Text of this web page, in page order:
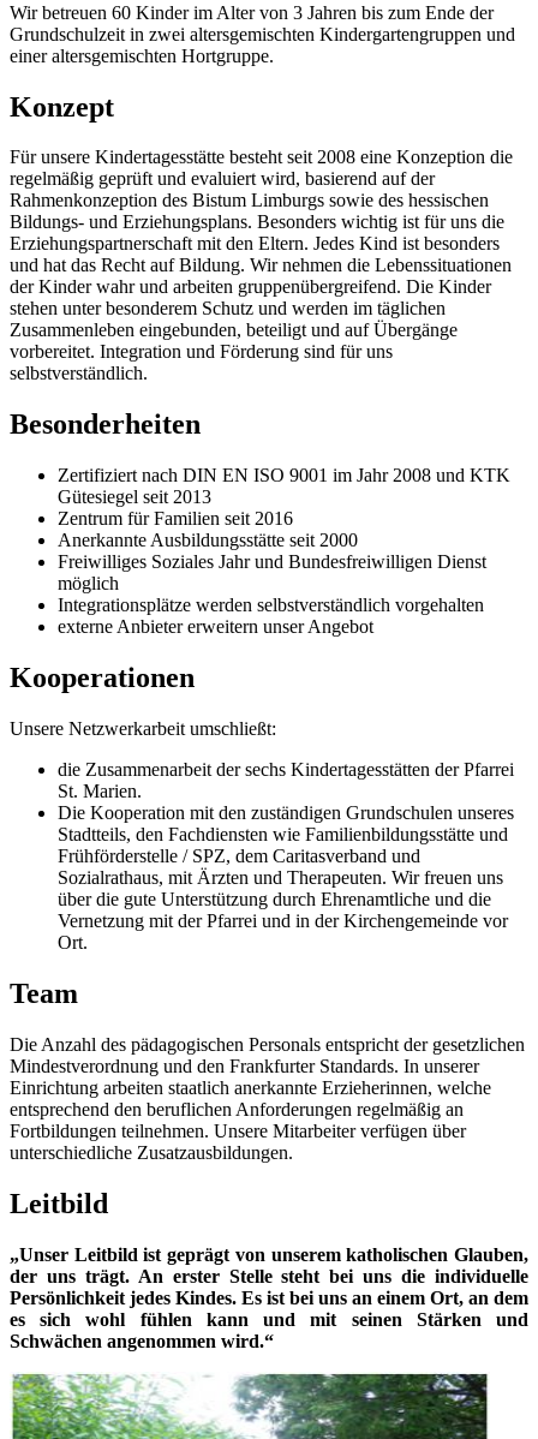
Wir betreuen 60 Kinder im Alter von 3 Jahren bis zum Ende der
Grundschulzeit in zwei altersgemischten Kindergartengruppen und
einer altersgemischten Hortgruppe.
Konzept
Für unsere Kindertagesstätte besteht seit 2008 eine Konzeption die
regelmäßig geprüft und evaluiert wird, basierend auf der
Rahmenkonzeption des Bistum Limburgs sowie des hessischen
Bildungs- und Erziehungsplans. Besonders wichtig ist für uns die
Erziehungspartnerschaft mit den Eltern. Jedes Kind ist besonders
und hat das Recht auf Bildung. Wir nehmen die Lebenssituationen
der Kinder wahr und arbeiten gruppenübergreifend. Die Kinder
stehen unter besonderem Schutz und werden im täglichen
Zusammenleben eingebunden, beteiligt und auf Übergänge
vorbereitet. Integration und Förderung sind für uns
selbstverständlich.
Besonderheiten
Zertifiziert nach DIN EN ISO 9001 im Jahr 2008 und KTK
Gütesiegel seit 2013
Zentrum für Familien seit 2016
Anerkannte Ausbildungsstätte seit 2000
Freiwilliges Soziales Jahr und Bundesfreiwilligen Dienst
möglich
Integrationsplätze werden selbstverständlich vorgehalten
externe Anbieter erweitern unser Angebot
Kooperationen
Unsere Netzwerkarbeit umschließt:
die Zusammenarbeit der sechs Kindertagesstätten der Pfarrei
St. Marien.
Die Kooperation mit den zuständigen Grundschulen unseres
Stadtteils, den Fachdiensten wie Familienbildungsstätte und
Frühförderstelle / SPZ, dem Caritasverband und
Sozialrathaus, mit Ärzten und Therapeuten. Wir freuen uns
über die gute Unterstützung durch Ehrenamtliche und die
Vernetzung mit der Pfarrei und in der Kirchengemeinde vor
Ort.
Team
Die Anzahl des pädagogischen Personals entspricht der gesetzlichen
Mindestverordnung und den Frankfurter Standards. In unserer
Einrichtung arbeiten staatlich anerkannte Erzieherinnen, welche
entsprechend den beruflichen Anforderungen regelmäßig an
Fortbildungen teilnehmen. Unsere Mitarbeiter verfügen über
unterschiedliche Zusatzausbildungen.
Leitbild
„Unser Leitbild ist geprägt von unserem katholischen Glauben,
der uns trägt. An erster Stelle steht bei uns die individuelle
Persönlichkeit jedes Kindes. Es ist bei uns an einem Ort, an dem
es sich wohl fühlen kann und mit seinen Stärken und
Schwächen angenommen wird.“